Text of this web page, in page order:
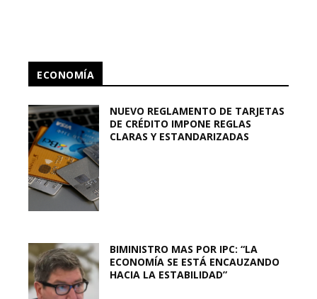
ECONOMÍA
NUEVO REGLAMENTO DE TARJETAS
DE CRÉDITO IMPONE REGLAS
CLARAS Y ESTANDARIZADAS
BIMINISTRO MAS POR IPC: “LA
ECONOMÍA SE ESTÁ ENCAUZANDO
HACIA LA ESTABILIDAD”